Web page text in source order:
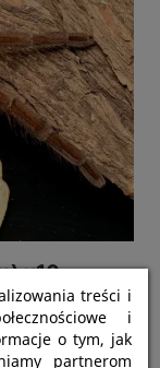
x10
treści i
i
o tym, jak
partnerom